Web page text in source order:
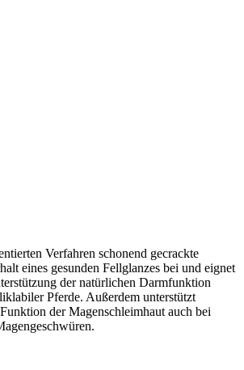
Verfahren schonend gecrackte
eines gesunden Fellglanzes bei und eignet
der natürlichen Darmfunktion
Pferde. Außerdem unterstützt
der Magenschleimhaut auch bei